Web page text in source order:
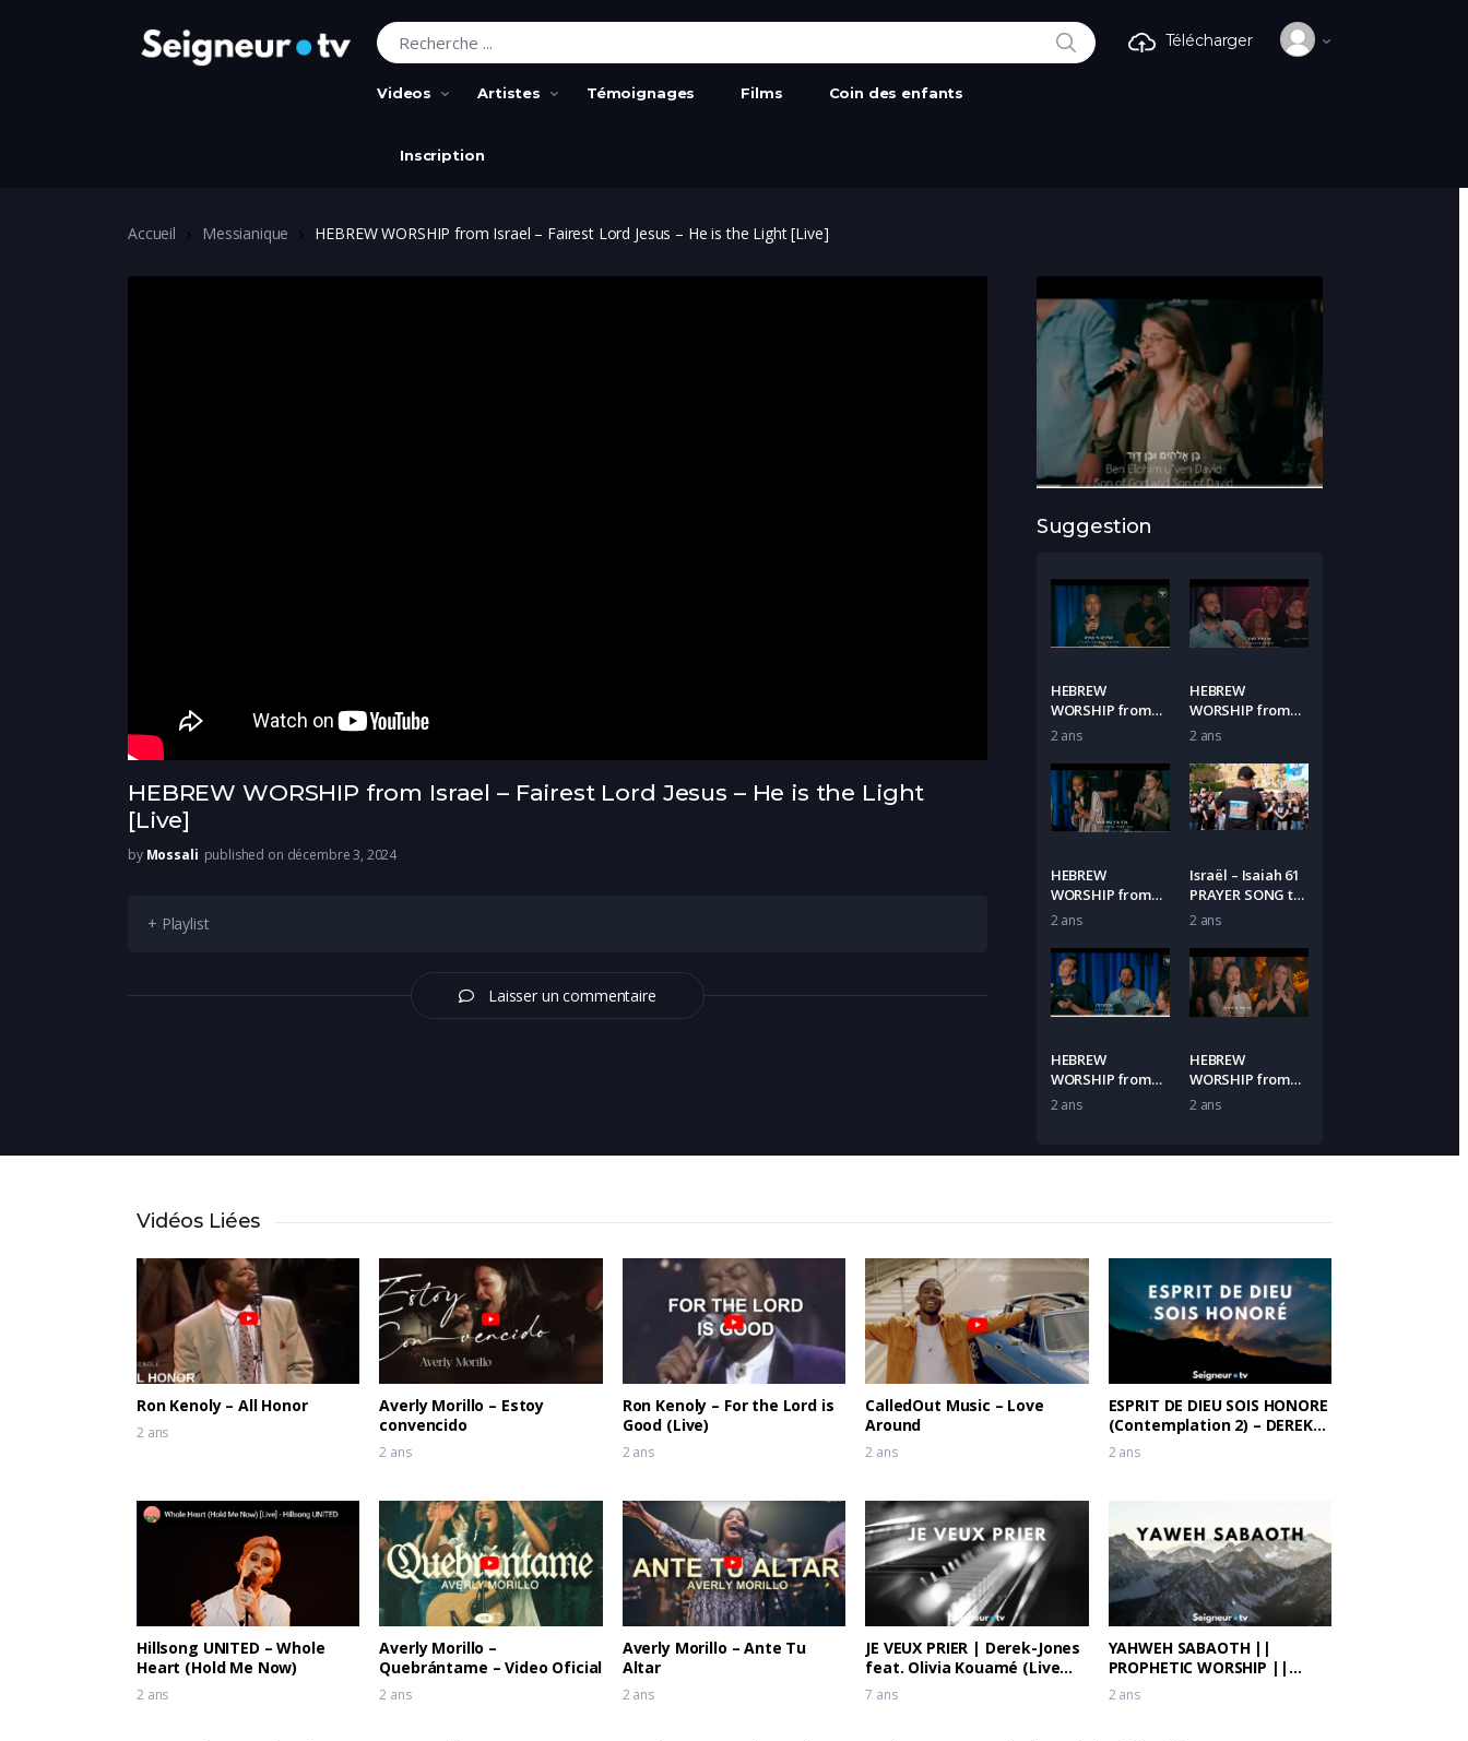
Recherche pour:
RECHERCHE
Videos Artistes Témoignages Films Coin des enfants
Inscription
Télécharger
Accueil Messianique HEBREW WORSHIP from Israel – Fairest Lord Jesus – He is the Light [Live]
HEBREW WORSHIP from Israel – Fairest Lord Jesus – He is the Light
[Live]
by Mossali published on décembre 3, 2024
+ Playlist
Laisser un commentaire
Suggestion
HEBREW
WORSHIP from
Israel – OUR
2 ans
HEBREW
WORSHIP from
Israel – TSUR
ISRAEL
2 ans
HEBREW
WORSHIP from
Israel –
Voice
2 ans
Israël – Isaiah 61
PRAYER SONG to
Set the Captives
2 ans
HEBREW
WORSHIP from
Israel – Father of
2 ans
HEBREW
WORSHIP from
Israel – PE ECHAD
2 ans
Vidéos Liées
Ron Kenoly – All Honor
2 ans
Averly Morillo – Estoy
convencido
2 ans
Ron Kenoly – For the Lord is
Good (Live)
2 ans
CalledOut Music – Love
Around
2 ans
ESPRIT DE DIEU SOIS HONORE
(Contemplation 2) – DEREK-
JONES
2 ans
Hillsong UNITED – Whole
Heart (Hold Me Now)
2 ans
Averly Morillo –
Quebrántame – Video Oficial
2 ans
Averly Morillo – Ante Tu
Altar
2 ans
JE VEUX PRIER | Derek-Jones
feat. Olivia Kouamé (Live
recording)
7 ans
YAHWEH SABAOTH ||
PROPHETIC WORSHIP ||
Theophilus Sunday, Dunsin
Oyekan & Kaestrings
2 ans